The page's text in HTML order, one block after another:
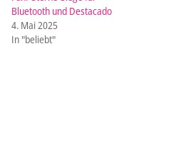
Bluetooth und Destacado
4. Mai 2025
In "beliebt"